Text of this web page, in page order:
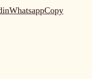
WhatsappCopy